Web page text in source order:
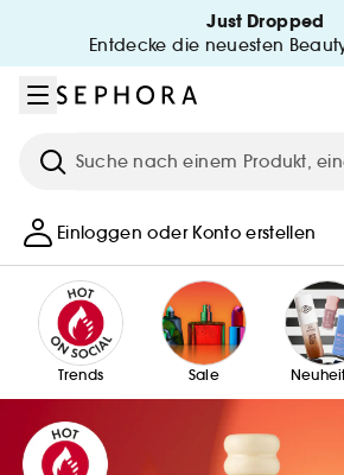
Just Dropped
Entdecke die neuesten
Suche
Einloggen oder Konto erstellen
Trends Sale